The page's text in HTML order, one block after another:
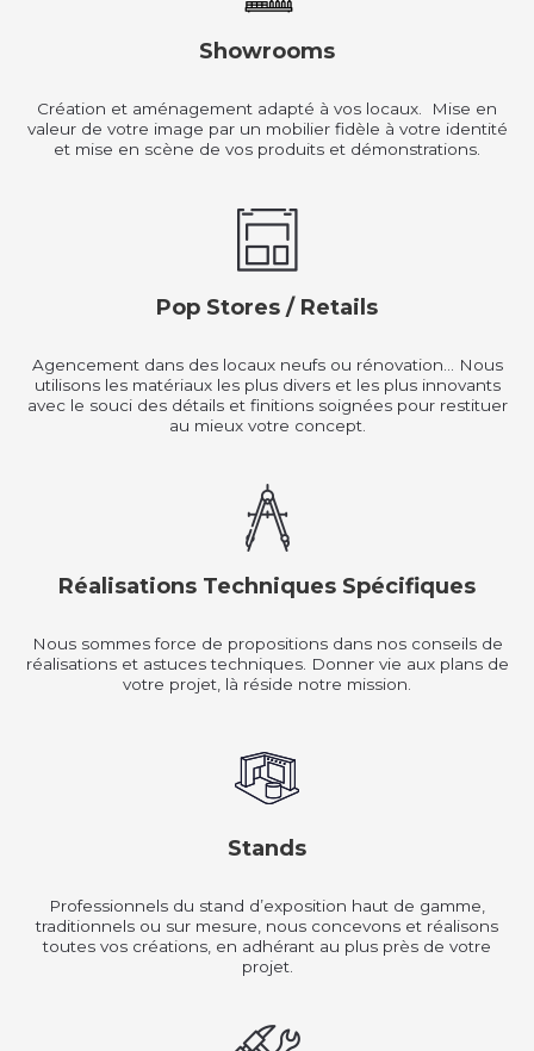
Showrooms
Création et aménagement adapté à vos locaux. Mise en
valeur de votre image par un mobilier fidèle à votre identité
et mise en scène de vos produits et démonstrations.
Pop Stores / Retails
Agencement dans des locaux neufs ou rénovation… Nous
utilisons les matériaux les plus divers et les plus innovants
avec le souci des détails et finitions soignées pour restituer
au mieux votre concept.
Réalisations Techniques Spécifiques
Nous sommes force de propositions dans nos conseils de
réalisations et astuces techniques. Donner vie aux plans de
votre projet, là réside notre mission.
Stands
Professionnels du stand d’exposition haut de gamme,
traditionnels ou sur mesure, nous concevons et réalisons
toutes vos créations, en adhérant au plus près de votre
projet.